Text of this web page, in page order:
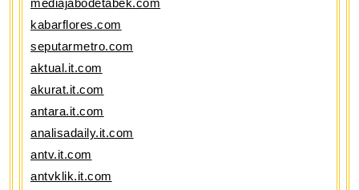
mediajabodetabek.com
kabarflores.com
seputarmetro.com
aktual.it.com
akurat.it.com
antara.it.com
analisadaily.it.com
antv.it.com
antvklik.it.com